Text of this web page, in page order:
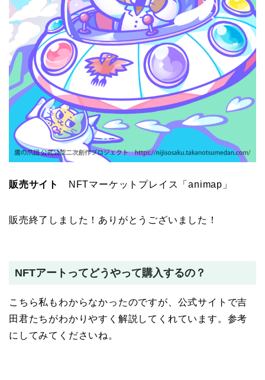
販売サイト NFTマーケットプレイス「animap」
販売終了しました！ありがとうございました！
NFTアートってどうやって購入するの？
こちら私もわからなかったのですが、公式サイトで吉
田君たちがわかりやすく解説してくれています。参考
にしてみてくださいね。